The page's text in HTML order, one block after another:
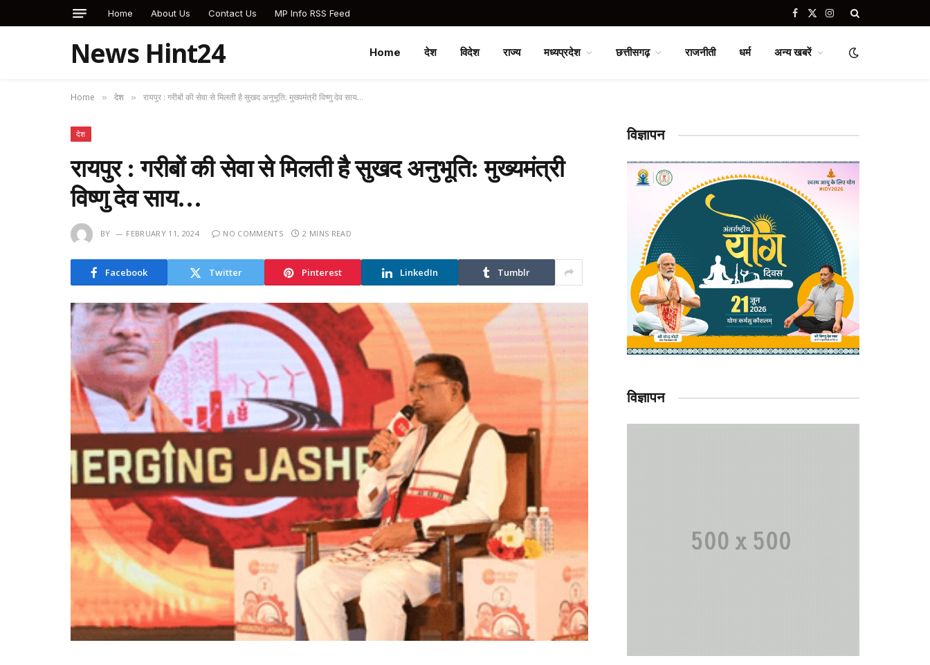
Home About Us Contact Us MP Info RSS Feed Facebook
X
Instagram
News Hint24 Home देश विदेश राज्य मध्यप्रदेश छत्तीसगढ़ राजनीती धर्म अन्य खबरें
Home » देश » रायपुर : गरीबों की सेवा से मिलती है सुखद अनुभूति: मुख्यमंत्री विष्णु देव साय…
देश
रायपुर : गरीबों की सेवा से मिलती है सुखद अनुभूति: मुख्यमंत्री
विष्णु देव साय…
BY FEBRUARY 11, 2024 NO COMMENTS 2 MINS READ
Facebook Twitter Pinterest LinkedIn Tumblr
विज्ञापन
विज्ञापन